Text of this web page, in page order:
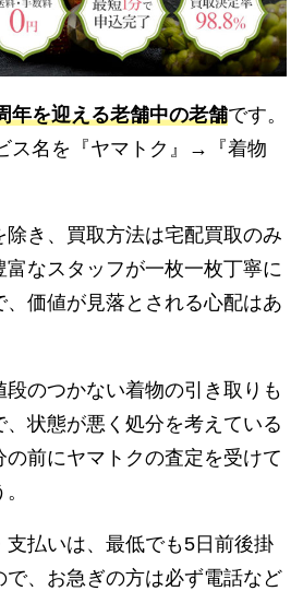
年を迎える老舗中の老舗です。
ス名を『ヤマトク』→『着物
き、買取方法は宅配買取のみ
富なスタッフが一枚一枚丁寧に
価値が見落とされる心配はあ
段のつかない着物の引き取りも
状態が悪く処分を考えている
の前にヤマトクの査定を受けて
支払いは、最低でも5日前後掛
、お急ぎの方は必ず電話など